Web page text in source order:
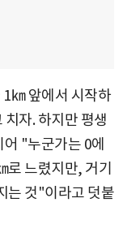
㎞ 앞에서 시작하
자. 하지만 평생
"누군가는 0에
느렸지만, 거기
는 것"이라고 덧붙